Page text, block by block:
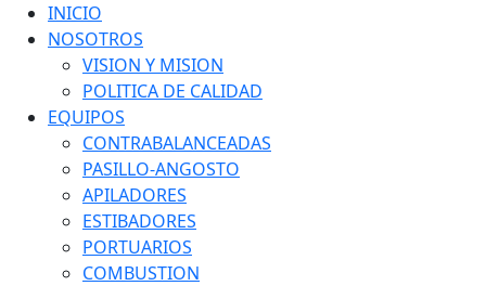
INICIO
NOSOTROS
VISION Y MISION
POLITICA DE CALIDAD
EQUIPOS
CONTRABALANCEADAS
PASILLO-ANGOSTO
APILADORES
ESTIBADORES
PORTUARIOS
COMBUSTION